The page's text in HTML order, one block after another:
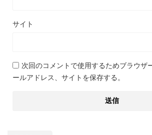
サイト
次回のコメントで使用するためブラウザ
ールアドレス、サイトを保存する。